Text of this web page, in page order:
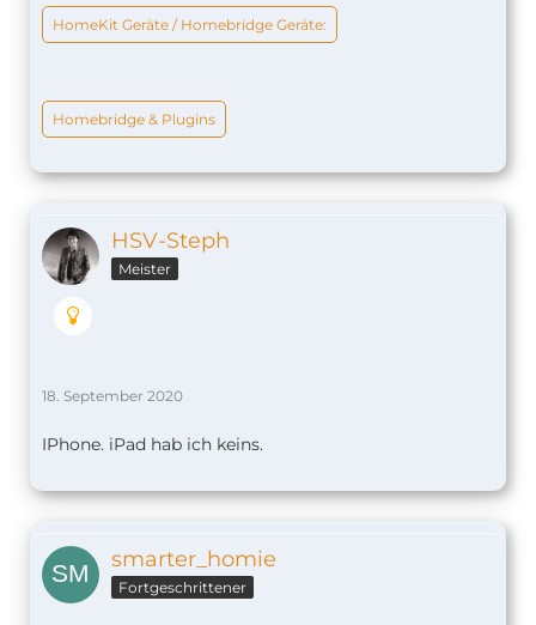
HomeKit Geräte / Homebridge Geräte:
Homebridge & Plugins
HSV-Steph
Meister
18. September 2020
IPhone. iPad hab ich keins.
smarter_homie
Fortgeschrittener